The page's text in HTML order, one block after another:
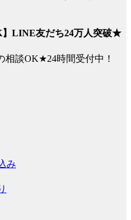
】LINE友だち24万人突破★
相談OK★24時間受付中！
み